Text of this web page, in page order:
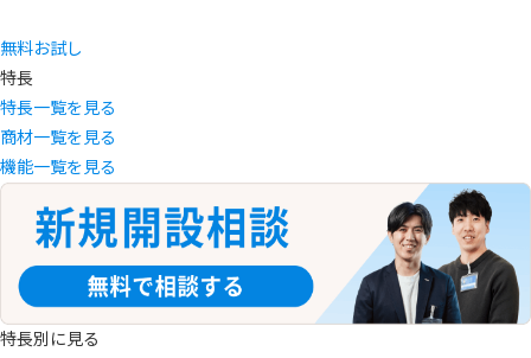
無料お試し
特長
特長一覧を見る
商材一覧を見る
機能一覧を見る
特長別に見る